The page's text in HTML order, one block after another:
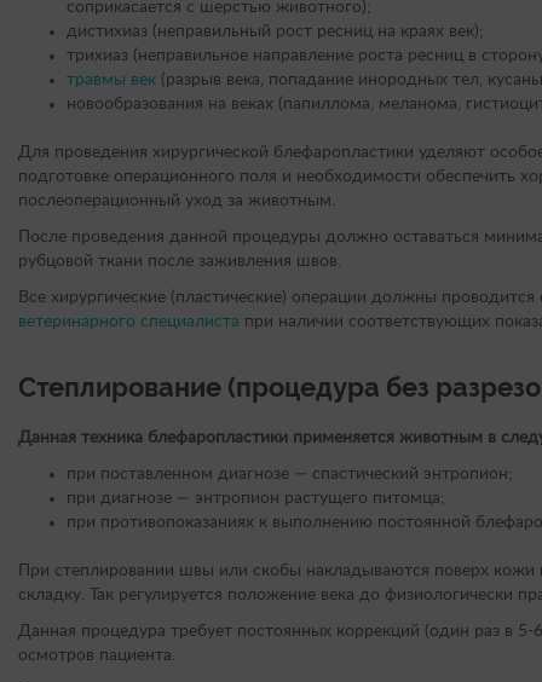
соприкасается с шерстью животного);
дистихиаз (неправильный рост ресниц на краях век);
трихиаз (неправильное направление роста ресниц в
травмы век (разрыв века, попадание инородных тел,
новообразования на веках (папиллома, меланома,
Для проведения хирургической блефаропластики уделяют
подготовке операционного поля и необходимости обеспечить
послеоперационный уход за животным.
После проведения данной процедуры должно оставаться
рубцовой ткани после заживления швов.
Все хирургические (пластические) операции должны проводится
ветеринарного специалиста при наличии соответствующих
Степлирование (процедура без
Данная техника блефаропластики применяется животным в
при поставленном диагнозе — спастический энтропион;
при диагнозе — энтропион растущего питомца;
при противопоказаниях к выполнению постоянной
При степлировании швы или скобы накладываются поверх кожи
складку. Так регулируется положение века до физиологически
Данная процедура требует постоянных коррекций (один раз в
осмотров пациента.